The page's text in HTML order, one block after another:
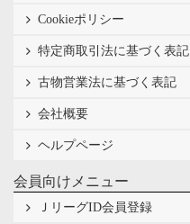
Cookieポリシー
特定商取引法に基づく表記
古物営業法に基づく表記
会社概要
ヘルプページ
会員向けメニュー
ＪリーグID会員登録